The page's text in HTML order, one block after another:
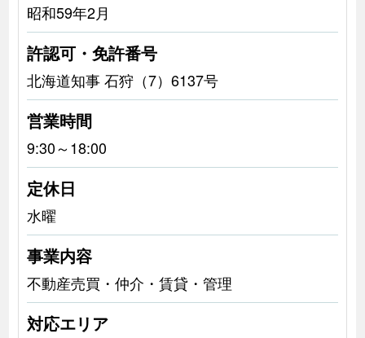
昭和59年2月
許認可・免許番号
北海道知事 石狩（7）6137号
営業時間
9:30～18:00
定休日
水曜
事業内容
不動産売買・仲介・賃貸・管理
対応エリア